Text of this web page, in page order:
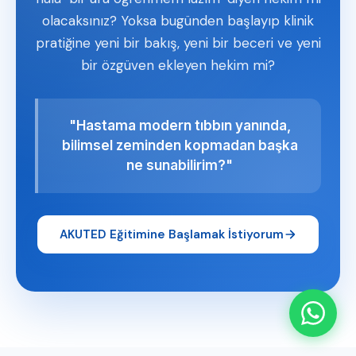
olacaksınız? Yoksa bugünden başlayıp klinik
pratiğine yeni bir bakış, yeni bir beceri ve yeni
bir özgüven ekleyen hekim mi?
"Hastama modern tıbbın yanında,
bilimsel zeminden kopmadan başka
ne sunabilirim?"
AKUTED Eğitimine Başlamak İstiyorum